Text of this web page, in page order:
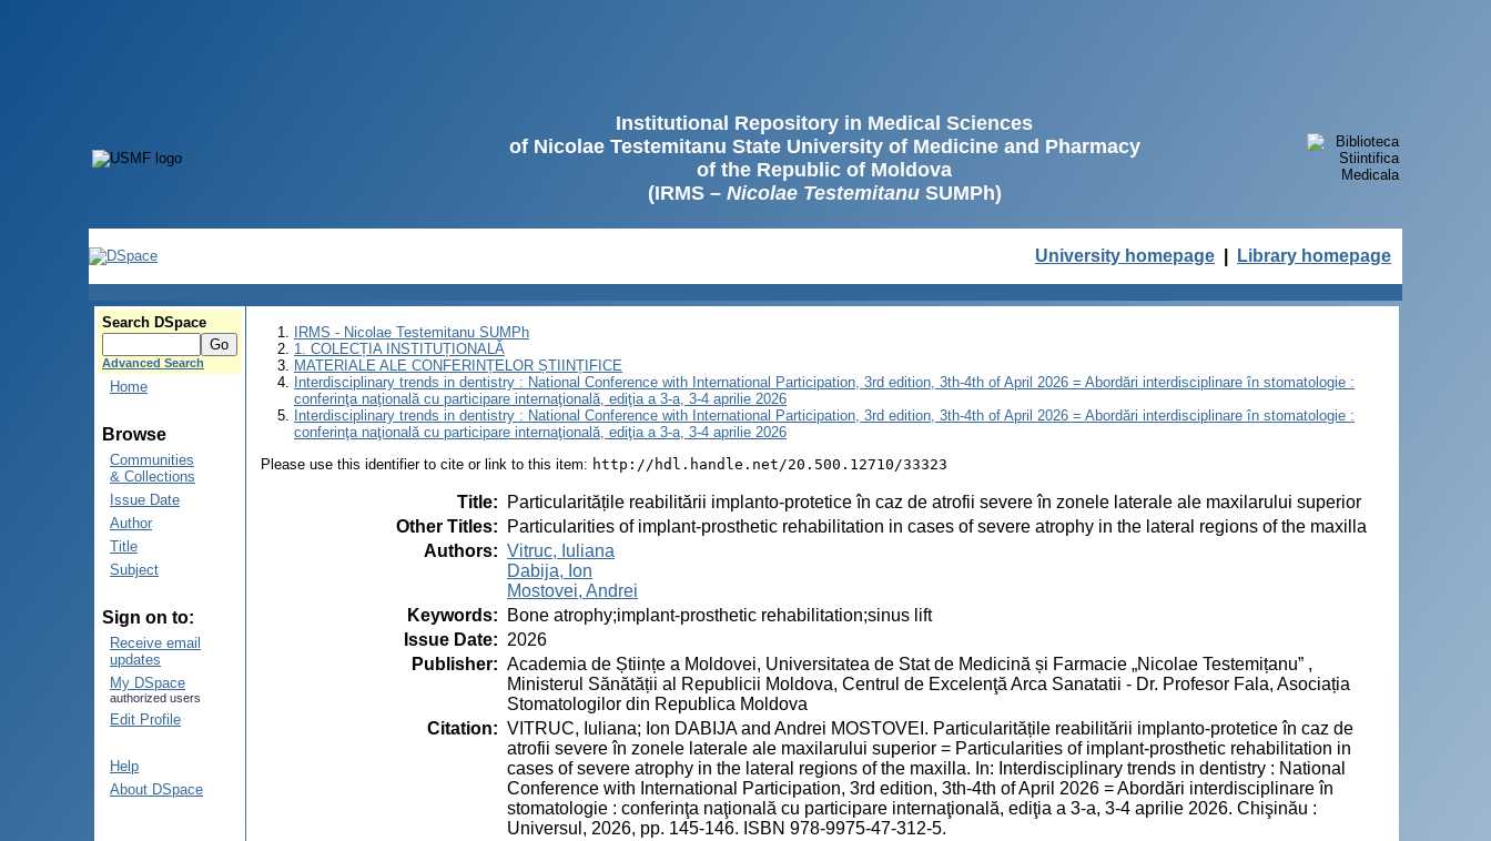
Institutional Repository in Medical Sciences
of Nicolae Testemitanu State University of Medicine and Pharmacy
of the Republic of Moldova
(IRMS – Nicolae TestemitanuSUMPh)
University homepage Library homepage
Search DSpace
Advanced Search
Home
Browse
Communities
& Collections
Issue Date
Author
Title
Subject
Sign on to:
Receive email
updates
My DSpace
authorized users
Edit Profile
Help
About DSpace
IRMS - Nicolae Testemitanu SUMPh
1. COLECȚIA INSTITUȚIONALĂ
MATERIALE ALE CONFERINȚELOR ȘTIINȚIFICE
Interdisciplinary trends in dentistry : National Conference with International Participation, 3rd edition, 3th-4th of April 2026 = Abordări interdisciplinare în stomatologie :
conferinţa naţională cu participare internaţională, ediţia a 3-a, 3-4 aprilie 2026
Interdisciplinary trends in dentistry : National Conference with International Participation, 3rd edition, 3th-4th of April 2026 = Abordări interdisciplinare în stomatologie :
conferinţa naţională cu participare internaţională, ediţia a 3-a, 3-4 aprilie 2026
Please use this identifier to cite or link to this item: http://hdl.handle.net/20.500.12710/33323
Title:
Particularitățile reabilitării implanto-protetice în caz de atrofii severe în zonele laterale ale maxilarului superior
Other Titles:
Particularities of implant-prosthetic rehabilitation in cases of severe atrophy in the lateral regions of the maxilla
Authors: Vitruc, Iuliana
Dabija, Ion
Mostovei, Andrei
Keywords:
Bone atrophy;implant-prosthetic rehabilitation;sinus lift
Issue Date: 2026
Publisher: Academia de Științe a Moldovei, Universitatea de Stat de Medicină și Farmacie „Nicolae Testemițanu” ,
Ministerul Sănătății al Republicii Moldova, Centrul de Excelenţă Arca Sanatatii - Dr. Profesor Fala, Asociația
Stomatologilor din Republica Moldova
Citation: VITRUC, Iuliana; Ion DABIJA and Andrei MOSTOVEI. Particularitățile reabilitării implanto-protetice în caz de
atrofii severe în zonele laterale ale maxilarului superior = Particularities of implant-prosthetic rehabilitation in
cases of severe atrophy in the lateral regions of the maxilla. In: Interdisciplinary trends in dentistry : National
Conference with International Participation, 3rd edition, 3th-4th of April 2026 = Abordări interdisciplinare în
stomatologie : conferinţa naţională cu participare internaţională, ediţia a 3-a, 3-4 aprilie 2026. Chişinău :
Universul, 2026, pp. 145-146. ISBN 978-9975-47-312-5.